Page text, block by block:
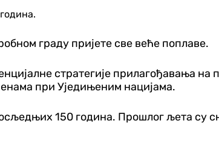
граду пријете све веће поплаве.
стратегије прилагођавања на
при Уједињеним нацијама.
150 година. Прошлог љета су